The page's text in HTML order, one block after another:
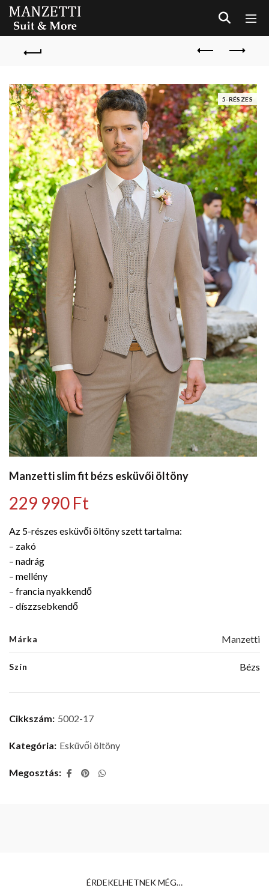
5-RÉSZES
Manzetti slim fit bézs esküvői öltöny
229 990 Ft
Az 5-részes esküvői öltöny szett tartalma:
– zakó
– nadrág
– mellény
– francia nyakkendő
– díszzsebkendő
Márka Manzetti
Szín Bézs
Cikkszám: 5002-17
Kategória: Esküvői öltöny
Megosztás
ÉRDEKELHETNEK MÉG…